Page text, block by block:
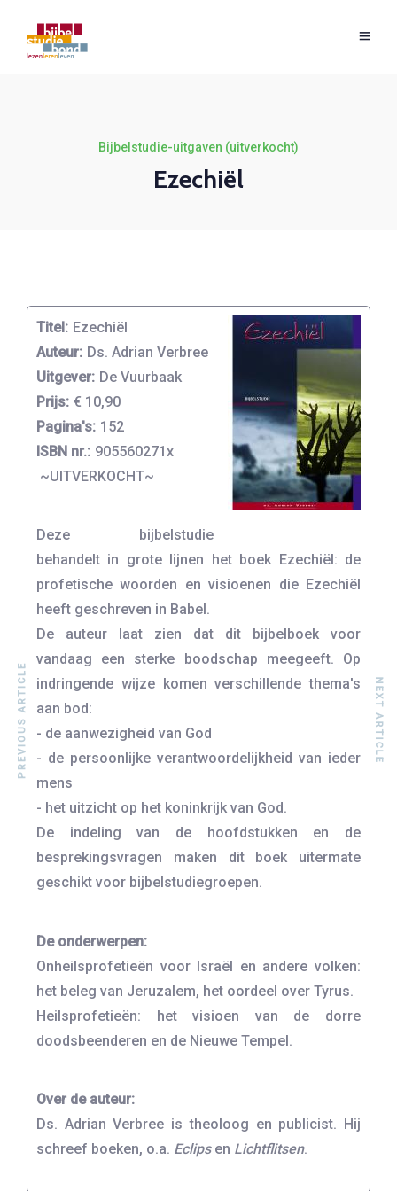
Bijbelstudie-uitgaven (uitverkocht)
Ezechiël
Titel: Ezechiël
Auteur: Ds. Adrian Verbree
Uitgever: De Vuurbaak
Prijs: € 10,90
Pagina's: 152
ISBN nr.: 905560271x
~UITVERKOCHT~
Deze bijbelstudie
behandelt in grote lijnen het boek Ezechiël: de
profetische woorden en visioenen die Ezechiël
heeft geschreven in Babel.
De auteur laat zien dat dit bijbelboek voor
vandaag een sterke boodschap meegeeft. Op
indringende wijze komen verschillende thema's
aan bod:
- de aanwezigheid van God
- de persoonlijke verantwoordelijkheid van ieder
mens
- het uitzicht op het koninkrijk van God.
De indeling van de hoofdstukken en de
besprekingsvragen maken dit boek uitermate
geschikt voor bijbelstudiegroepen.
De onderwerpen:
Onheilsprofetieën voor Israël en andere volken:
het beleg van Jeruzalem, het oordeel over Tyrus.
Heilsprofetieën: het visioen van de dorre
doodsbeenderen en de Nieuwe Tempel.
Over de auteur:
Ds. Adrian Verbree is theoloog en publicist. Hij
schreef boeken, o.a. Eclipsen Lichtflitsen.
PREVIOUS ARTICLE NEXT ARTICLE